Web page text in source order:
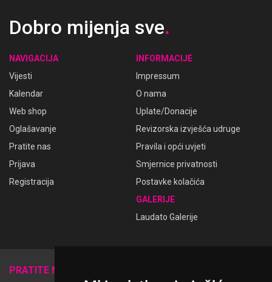
Dobro mijenja sve.
NAVIGACIJA
Vijesti
Kalendar
Web shop
Oglašavanje
Pratite nas
Prijava
Registracija
INFORMACIJE
Impressum
O nama
Uplate/Donacije
Revizorska izvješća udruge
Pravila i opći uvjeti
Smjernice privatnosti
Postavke kolačića
GALERIJE
Laudato Galerije
PRATITE NAS